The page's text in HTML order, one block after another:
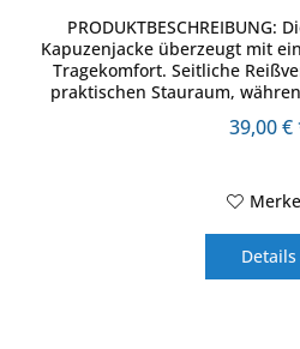
PRODUKTBESCHREIBUNG:
Kapuzenjacke überzeugt mit
Tragekomfort. Seitliche
praktischen Stauraum,
39,00 €
Details